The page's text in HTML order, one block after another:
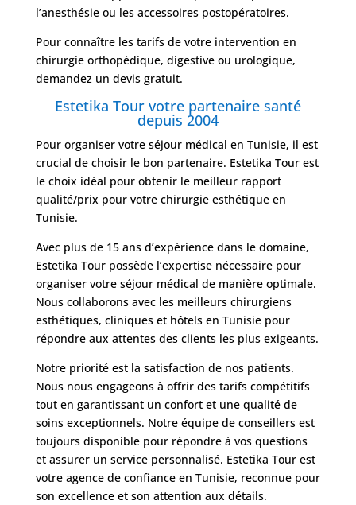
l’anesthésie ou les accessoires postopératoires.
Pour connaître les tarifs de votre intervention en
chirurgie orthopédique, digestive ou urologique,
demandez un devis gratuit.
Estetika Tour votre partenaire santé
depuis 2004
Pour organiser votre séjour médical en Tunisie, il est
crucial de choisir le bon partenaire. Estetika Tour est
le choix idéal pour obtenir le meilleur rapport
qualité/prix pour votre chirurgie esthétique en
Tunisie.
Avec plus de 15 ans d’expérience dans le domaine,
Estetika Tour possède l’expertise nécessaire pour
organiser votre séjour médical de manière optimale.
Nous collaborons avec les meilleurs chirurgiens
esthétiques, cliniques et hôtels en Tunisie pour
répondre aux attentes des clients les plus exigeants.
Notre priorité est la satisfaction de nos patients.
Nous nous engageons à offrir des tarifs compétitifs
tout en garantissant un confort et une qualité de
soins exceptionnels. Notre équipe de conseillers est
toujours disponible pour répondre à vos questions
et assurer un service personnalisé. Estetika Tour est
votre agence de confiance en Tunisie, reconnue pour
son excellence et son attention aux détails.